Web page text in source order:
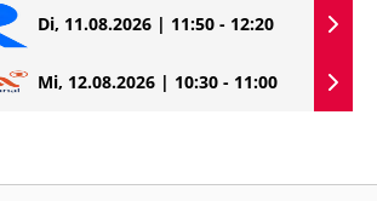
Di, 11.08.2026 | 11:50 - 12:20
Mi, 12.08.2026 | 10:30 - 11:00